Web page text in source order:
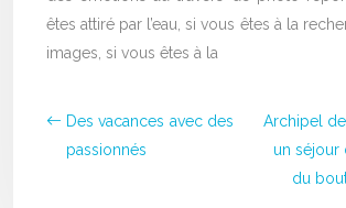
êtes attiré par l’eau, si vous êtes à la
images, si vous êtes à la
Des vacances avec des
passionnés
Archipel
un séjour
du